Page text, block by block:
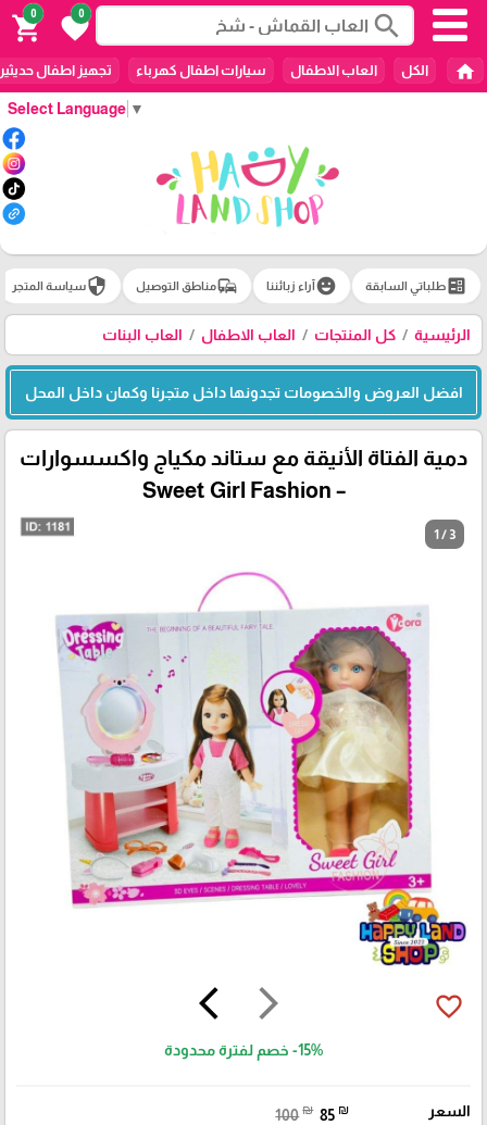
Select Language ▼
search
0
favorite
0
shopping_cart
home الكل العاب الاطفال سيارات اطفال كهرباء تجهيز اطفال
ballotطلباتي السابقة emoji_emotionsآراء زبائننا commuteمناطق التوصيل securityسياسة المتجر
الرئيسية كل المنتجات العاب الاطفال العاب البنات
افضل العروض والخصومات تجدونها داخل متجرنا وكمان داخل المحل
دمية الفتاة الأنيقة مع ستاند مكياج واكسسوارات
– Sweet Girl Fashion
1 / 3
arrow_forward_ios
arrow_back_ios favorite_border
-15% خصم لفترة محدودة
السعر 100 ₪ 85 ₪